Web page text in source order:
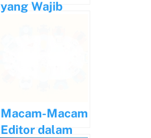
yang Wajib
Macam-Macam
Editor dalam